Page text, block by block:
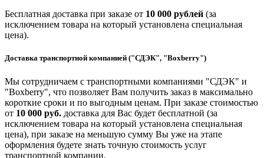
Бесплатная доставка при заказе от 10 000 рублей (за
исключением товара на который установлена специальная
цена).
Доставка транспортной компанией ("СДЭК", "Boxberry")
Мы сотрудничаем с транспортными компаниями "СДЭК" и
"Boxberry", что позволяет Вам получить заказ в максимально
короткие сроки и по выгодным ценам. При заказе стоимостью
от 10 000 руб. доставка для Вас будет бесплатной (за
исключением товара на который установлена специальная
цена), при заказе на меньшую сумму Вы уже на этапе
оформления будете знать точную стоимость услуг
транспортной компании.